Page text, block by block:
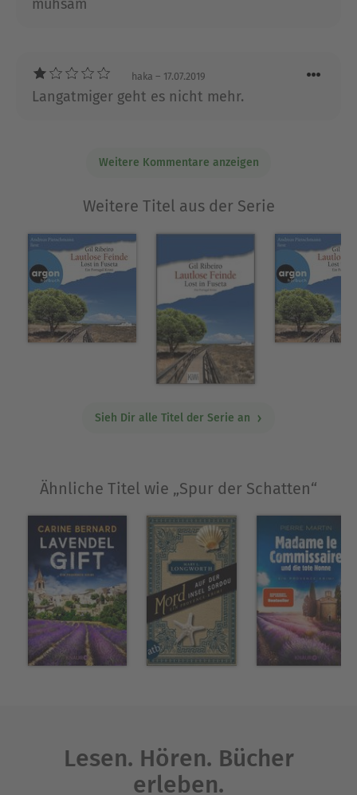
Über Gil Ribeiro
Gil Ribeiro, geboren 1965 in Hamburg, landete
Algarve und verliebte sich umgehend in die
Portugiesen. Seitdem zieht es ihn immer wieder
Algarve, wo ihm die Idee zu »Lost in Fuseta« kam.
In seinem deutschen Leben ist Gil Ribeiro alias
Holger Karsten Schmidt seit vielen Jahren einer
der erfolgreichsten Drehbuchautoren
Deutschlands. Er lebt und arbeitet bei Stuttgart.
Ausblenden
ist das Buch nichts. Für alle anderen ist es
mühsam
haka – 17.07.2019
Langatmiger geht es nicht mehr.
Weitere Kommentare anzeigen
Weitere Titel aus der Serie
Sieh Dir alle Titel der Serie an
Ähnliche Titel wie „Spur der Schatten“
Lesen. Hören. Bücher
erleben.